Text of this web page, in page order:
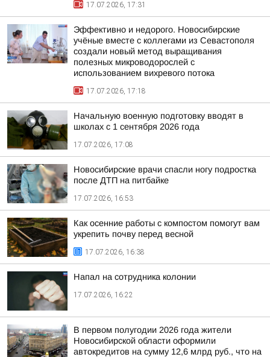
17.07.2026, 17:31
Эффективно и недорого. Новосибирские
учёные вместе с коллегами из Севастополя
создали новый метод выращивания
полезных микроводорослей с
использованием вихревого потока
17.07.2026, 17:18
Начальную военную подготовку вводят в
школах с 1 сентября 2026 года
17.07.2026, 17:08
Новосибирские врачи спасли ногу подростка
после ДТП на питбайке
17.07.2026, 16:53
Как осенние работы с компостом помогут вам
укрепить почву перед весной
17.07.2026, 16:38
Напал на сотрудника колонии
17.07.2026, 16:22
В первом полугодии 2026 года жители
Новосибирской области оформили
автокредитов на сумму 12,6 млрд руб., что на